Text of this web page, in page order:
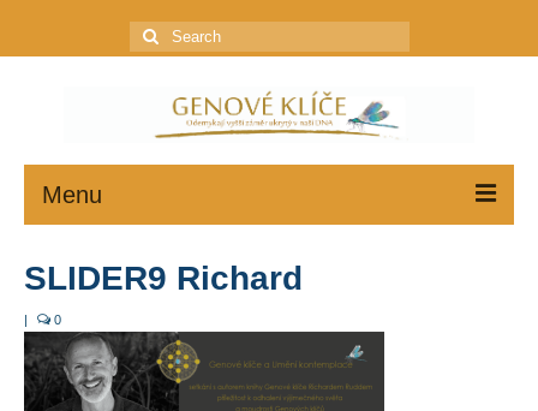
Search
for:
Menu
PROFIL
KONZULTACE
SLIDER9 Richard
| 0